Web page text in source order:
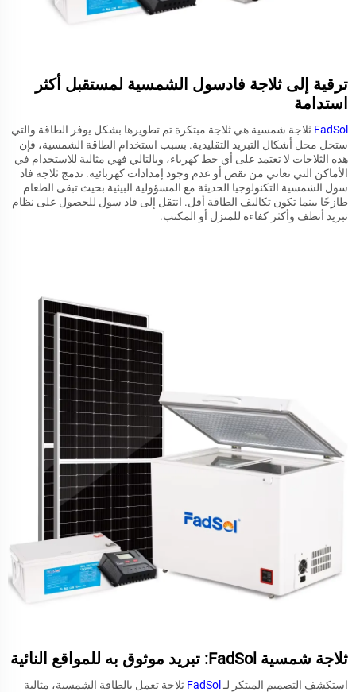
ترقية إلى ثلاجة فادسول الشمسية لمستقبل أكثر
استدامة
FadSolثلاجة شمسية هي ثلاجة مبتكرة تم تطويرها بشكل يوفر الطاقة والتي
ستحل محل أشكال التبريد التقليدية. بسبب استخدام الطاقة الشمسية، فإن
هذه الثلاجات لا تعتمد على أي خط كهرباء، وبالتالي فهي مثالية للاستخدام في
الأماكن التي تعاني من نقص أو عدم وجود إمدادات كهربائية. تدمج ثلاجة فاد
سول الشمسية التكنولوجيا الحديثة مع المسؤولية البيئية بحيث تبقى الطعام
طازجًا بينما تكون تكاليف الطاقة أقل. انتقل إلى فاد سول للحصول على نظام
تبريد أنظف وأكثر كفاءة للمنزل أو المكتب.
ثلاجة شمسية FadSol: تبريد موثوق به للمواقع النائية
استكشف التصميم المبتكر لـFadSolثلاجة تعمل بالطاقة الشمسية، مثالية